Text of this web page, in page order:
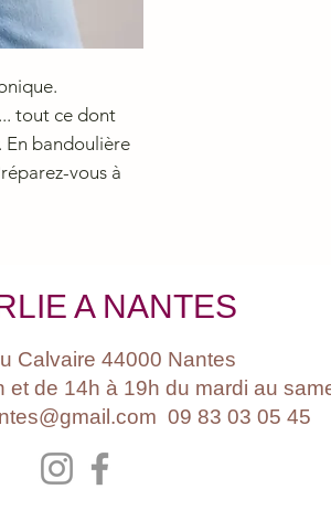
tout ce dont
En bandoulière
vous à
A NANTES
Calvaire 44000 Nantes
et de 14h à 19h du mardi au
09 83 03 05